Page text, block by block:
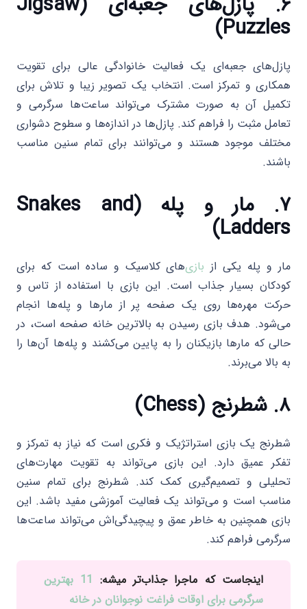
Puzzles)
پازل‌های جعبه‌ای یک فعالیت خانوادگی عالی برای تقویت
همکاری و تمرکز است. انتخاب یک تصویر زیبا و تلاش برای
تکمیل آن به صورت مشترک می‌تواند ساعت‌ها سرگرمی و
تعامل مثبت را فراهم کند. پازل‌ها در اندازه‌ها و سطوح دشواری
مختلف موجود هستند و می‌توانند برای تمام سنین مناسب
باشند.
۷. مار و پله (Snakes and
Ladders)
مار و پله یکی از بازی‌های کلاسیک و ساده است که برای
کودکان بسیار جذاب است. این بازی با استفاده از تاس و
حرکت مهره‌ها روی یک صفحه پر از مارها و پله‌ها انجام
می‌شود. هدف بازی رسیدن به بالاترین خانه صفحه است، در
حالی که مارها بازیکنان را به پایین می‌کشند و پله‌ها آن‌ها را
به بالا می‌برند.
۸. شطرنج (Chess)
شطرنج یک بازی استراتژیک و فکری است که نیاز به تمرکز و
تفکر عمیق دارد. این بازی می‌تواند به تقویت مهارت‌های
تحلیلی و تصمیم‌گیری کمک کند. شطرنج برای تمام سنین
مناسب است و می‌تواند یک فعالیت آموزشی مفید باشد. این
بازی همچنین به خاطر عمق و پیچیدگی‌اش می‌تواند ساعت‌ها
سرگرمی فراهم کند.
اینجاست که ماجرا جذاب‌تر میشه:
11 بهترین
سرگرمی برای اوقات فراغت نوجوانان در خانه